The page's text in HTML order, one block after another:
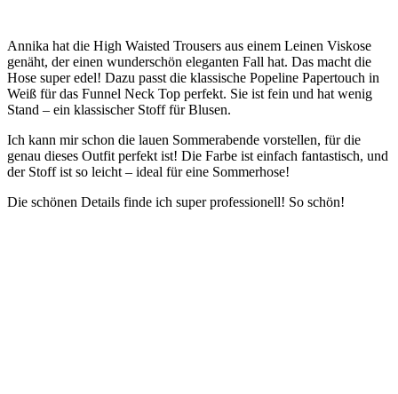
Annika hat die High Waisted Trousers aus einem Leinen Viskose
genäht, der einen wunderschön eleganten Fall hat. Das macht die
Hose super edel! Dazu passt die klassische Popeline Papertouch in
Weiß für das Funnel Neck Top perfekt. Sie ist fein und hat wenig
Stand – ein klassischer Stoff für Blusen.
Ich kann mir schon die lauen Sommerabende vorstellen, für die
genau dieses Outfit perfekt ist! Die Farbe ist einfach fantastisch, und
der Stoff ist so leicht – ideal für eine Sommerhose!
Die schönen Details finde ich super professionell! So schön!